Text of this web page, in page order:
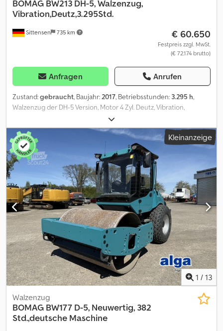
Sittensen 735 km
BOMAG BW213 DH-5, Walzenzug,
Vibration,Deutz,3.295Std.
€ 60.650
Festpreis zzgl. MwSt.
(€ 72.174 brutto)
Anfragen Anrufen
Zustand:gebraucht, Baujahr:2017, Betriebsstunden: 3.295 h,
Walzenzug der DH-5 Version, Motor 4 Zyl. Deutz, Vibration,
Frequenz 30/34 Hz, Amplitude in mm 2,10/1,10, Zentrifugalkraft
285/196 KN, Zentrifugalkraft 29,1/20,0 T, Bereifung ca. 70/80 %,
Betriebsstd.: 3295, guter Zustand, Fahrzeug kann mit Werbung
beklebt und/oder beschriftet sein Csdpfx Asy I Hqfsf Rerf SI86910
Unser Angebot ist generell ohne neue TÜV-Abnahme. Falls neue
TÜV-Abnahme erwünscht, unterbreiten wir Ihnen gerne ein
Angebot unserer Partnerwerkstätten! Fahrzeug kann mit
Werbung beklebt und/oder beschriftet sein. Es gelten unsere
allgemeinen Liefer- und Zahlungsbedingungen. Gerne erstellen
wir Ihnen für dieses Objekt ein Finanzierungs- oder
Leasingangebot. Bitte sprechen Sie uns an!
Kleinanzeige
1 / 13
Walzenzug
BOMAG BW177 D-5, Neuwertig, 382
Std.,deutsche Maschine